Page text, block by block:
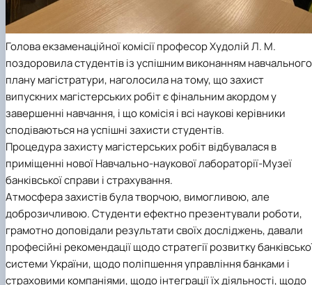
Голова екзаменаційної комісії професор Худолій Л. М.
поздоровила студентів із успішним виконанням навчального
плану магістратури, наголосила на тому, що захист
випускних магістерських робіт є фінальним акордом у
завершенні навчання, і що комісія і всі наукові керівники
сподіваються на успішні захисти студентів.
Процедура захисту магістерських робіт відбувалася в
приміщенні нової Навчально-наукової лабораторії-Музеї
банківської справи і страхування.
Атмосфера захистів була творчою, вимогливою, але
доброзичливою. Студенти ефектно презентували роботи,
грамотно доповідали результати своїх досліджень, давали
професійні рекомендації щодо стратегії розвитку
системи України, щодо поліпшення управління банками і
страховими компаніями, щодо інтеграції їх діяльності, щодо